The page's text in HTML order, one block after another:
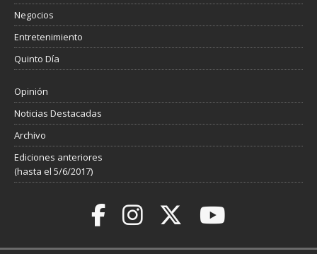
Negocios
Entretenimiento
Quinto Día
Opinión
Noticias Destacadas
Archivo
Ediciones anteriores
(hasta el 5/6/2017)